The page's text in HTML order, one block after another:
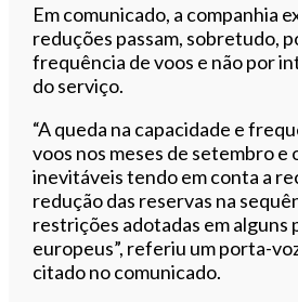
Em comunicado, a companhia
reduções passam, sobretudo,
frequência de voos e não por
do serviço.
“A queda na capacidade e
voos nos meses de setembro e
inevitáveis tendo em conta a
redução das reservas na
restrições adotadas em alguns
europeus”, referiu um porta-
citado no comunicado.